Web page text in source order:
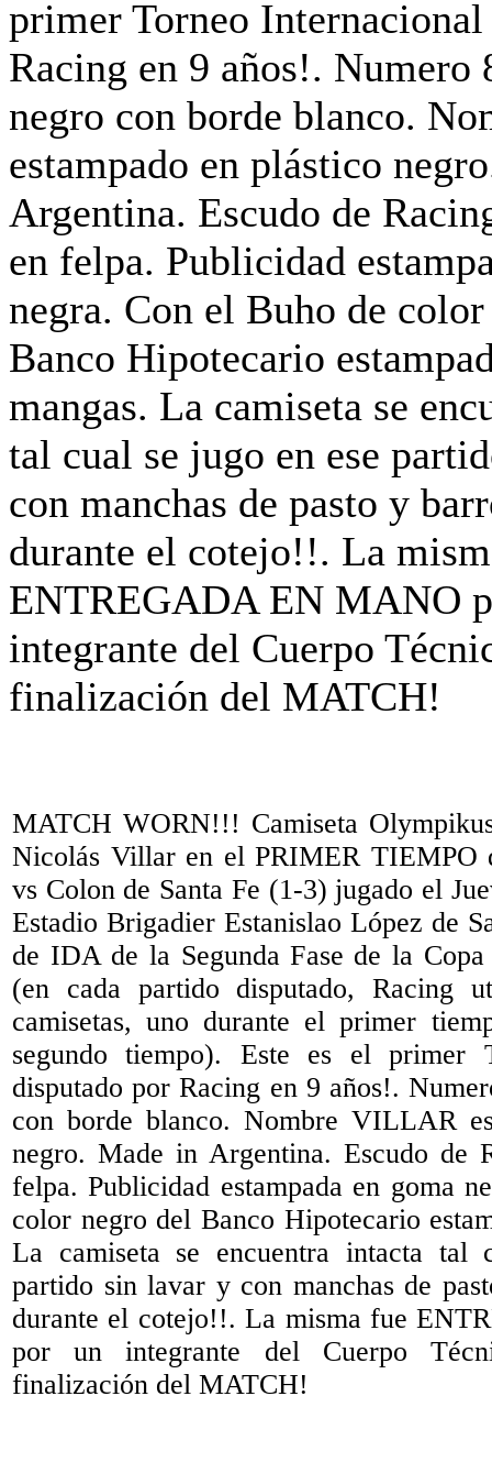
MATCH WORN!!! Camiseta
Nicolás Villar en el PRIMER TIEMPO
vs Colon de Santa Fe (1-3) jugado el
Estadio Brigadier Estanislao López de
de IDA de la Segunda Fase de la
(en cada partido disputado, Racing
camisetas, uno durante el primer
segundo tiempo). Este es el primer
disputado por Racing en 9 años!.
con borde blanco. Nombre VILLAR
negro. Made in Argentina. Escudo de
felpa. Publicidad estampada en goma
color negro del Banco Hipotecario
La camiseta se encuentra intacta tal
partido sin lavar y con manchas de
durante el cotejo!!. La misma fue
por un integrante del Cuerpo
finalización del MATCH!